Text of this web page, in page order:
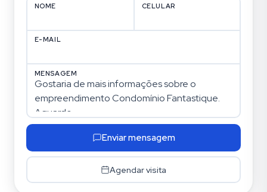
NOME CELULAR
E-MAIL
MENSAGEM
Enviar mensagem
Agendar visita